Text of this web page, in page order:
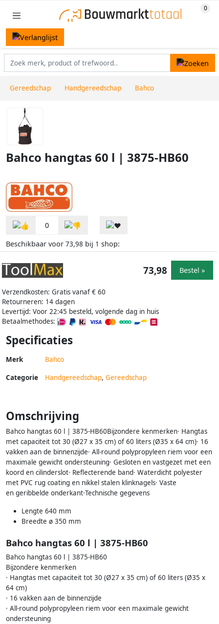
Gereedschap Handgereedschap Bahco
Bahco hangtas 60 l | 3875-HB60
0
Beschikbaar voor 73,98 bij 1 shop:
Verzendkosten: Gratis vanaf € 60
Retourneren: 14 dagen
Levertijd: Voor 22:45 besteld, volgende dag in huis
Betaalmethodes:
73,98 Bestel »
Specificaties
Merk Bahco
Categorie Handgereedschap, Gereedschap
Omschrijving
Bahco hangtas 60 l | 3875-HB60Bijzondere kenmerken· Hangtas
met capaciteit tot 30 (Ø27 x 35 cm) of 60 liters (Ø35 x 64 cm)· 16
vakken aan de binnenzijde· All-round polypropyleen riem voor een
maximale gewicht ondersteuning· Gesloten en vastgezet met een
koord en cilinderslot· Reflecterende band· Waterdicht polyester
met PVC rug coating en nikkel stalen klinknagels· Vaste
en geribbelde onderkant·Technische gegevens
Lengte 640 mm
Breedte ø 350 mm
Bahco hangtas 60 l | 3875-HB60
Bahco hangtas 60 l | 3875-HB60
Bijzondere kenmerken
· Hangtas met capaciteit tot 30 (Ø27 x 35 cm) of 60 liters (Ø35 x
64 cm)
· 16 vakken aan de binnenzijde
· All-round polypropyleen riem voor een maximale gewicht
ondersteuning